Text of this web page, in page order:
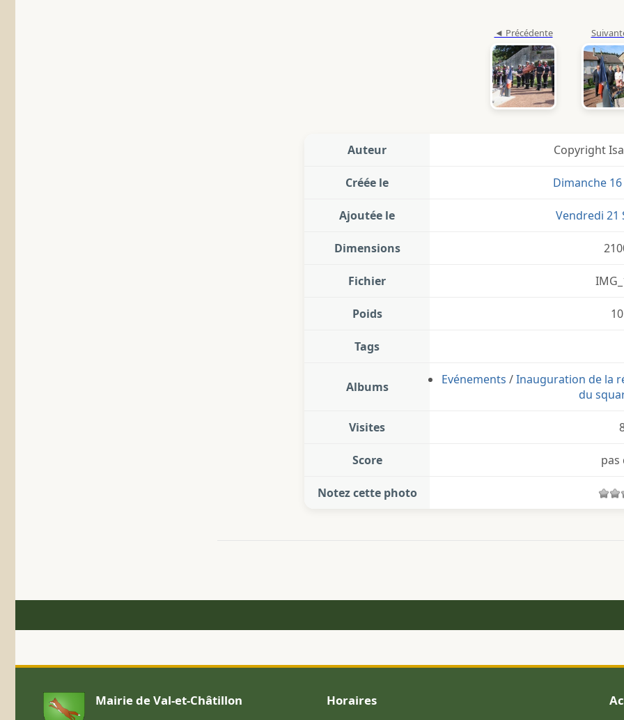
Auteur Copyright
Créée le Dimanche
Ajoutée le Vendredi 21
Dimensions
Fichier
Poids
Tags
Albums Evénements /Inauguration de la
du
Visites
Score pas
Notez cette photo
Mairie de Val-et-Châtillon Horaires